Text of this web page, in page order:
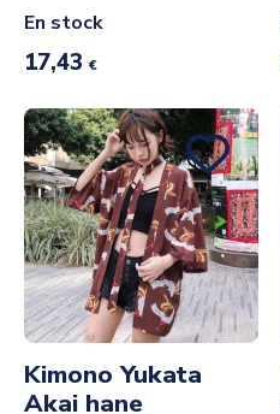
En stock
17,43 €
Kimono Yukata
Akai hane